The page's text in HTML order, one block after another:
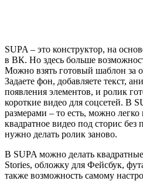
SUPA – это конструктор, на
в ВК. Но здесь больше
Можно взять готовый шаблон за
Задаете фон, добавляете текст,
появления элементов, и ролик
короткие видео для соцсетей. В
размерами – то есть, можно легко
квадратное видео под сторис без
нужно делать ролик заново.
В SUPA можно делать
Stories, обложку для Фейсбук,
также возможность самому